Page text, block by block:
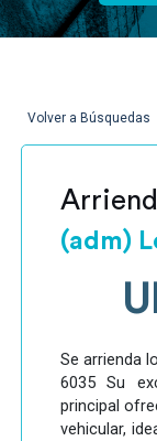
Volver a Búsquedas
(adm)
Se arrienda
6035 Su
principal
vehicular,